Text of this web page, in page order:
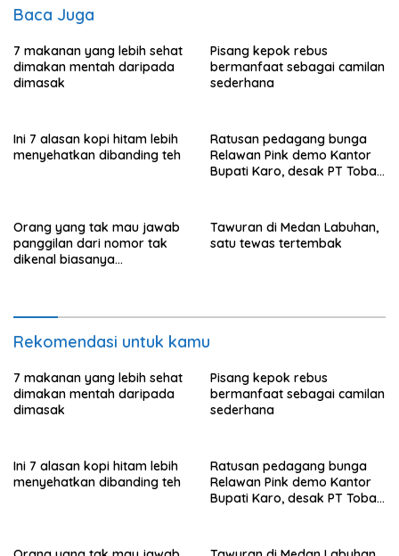
Baca Juga
7 makanan yang lebih sehat
dimakan mentah daripada
dimasak
Pisang kepok rebus
bermanfaat sebagai camilan
sederhana
Ini 7 alasan kopi hitam lebih
menyehatkan dibanding teh
Ratusan pedagang bunga
Relawan Pink demo Kantor
Bupati Karo, desak PT Toba
Orang yang tak mau jawab
panggilan dari nomor tak
dikenal biasanya
Tawuran di Medan Labuhan,
satu tewas tertembak
Rekomendasi untuk kamu
7 makanan yang lebih sehat
dimakan mentah daripada
dimasak
Pisang kepok rebus
bermanfaat sebagai camilan
sederhana
Ini 7 alasan kopi hitam lebih
menyehatkan dibanding teh
Ratusan pedagang bunga
Relawan Pink demo Kantor
Bupati Karo, desak PT Toba